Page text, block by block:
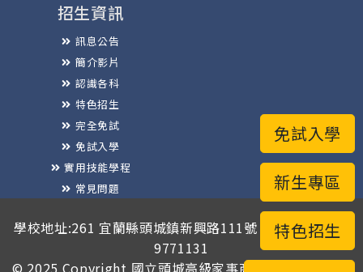
特色招生
新生專區
免試入學
招生資訊
訊息公告
簡介影片
認識各科
特色招生
完全免試
免試入學
實用技能學程
常見問題
學校地址:261 宜蘭縣頭城鎮新興路111號 / 電話總機:03-
9771131
© 2025 Copyright 國立頭城高級家事商業職業學校